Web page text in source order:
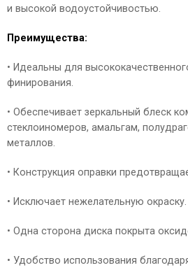
и высокой водоустойчивостью.
Преимущества:
• Идеальны для
финирования.
• Обеспечивает зеркальный блеск
стеклоиномеров, амальгам,
металлов.
• Конструкция оправки
• Исключает нежелательную окраску.
• Одна сторона диска покрыта
• Удобство использования